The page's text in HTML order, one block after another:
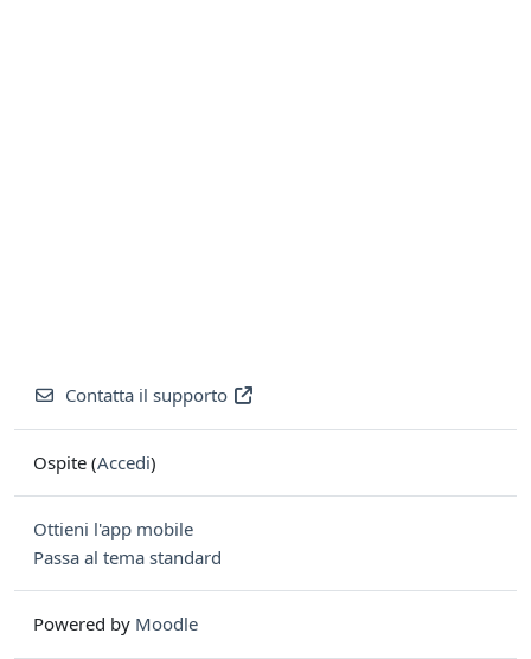
Contatta il supporto
Ospite (Accedi)
Ottieni l'app mobile
Passa al tema standard
Powered by Moodle